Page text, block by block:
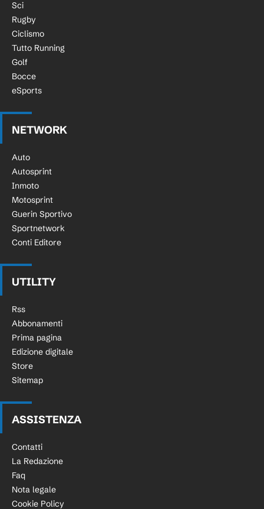
Sci
Rugby
Ciclismo
Tutto Running
Golf
Bocce
eSports
NETWORK
Auto
Autosprint
Inmoto
Motosprint
Guerin Sportivo
Sportnetwork
Conti Editore
UTILITY
Rss
Abbonamenti
Prima pagina
Edizione digitale
Store
Sitemap
ASSISTENZA
Contatti
La Redazione
Faq
Nota legale
Cookie Policy